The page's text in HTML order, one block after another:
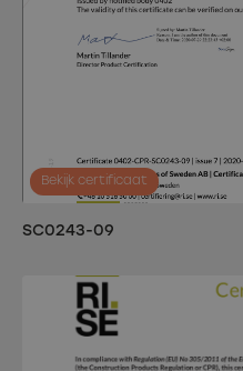
Bekijk certificaat
SC0243-09